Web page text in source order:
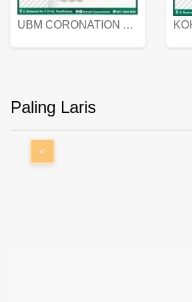
UBM CORONATION ASSORTED BISKUIT KALENG 450 GRAM
Paling Laris
<